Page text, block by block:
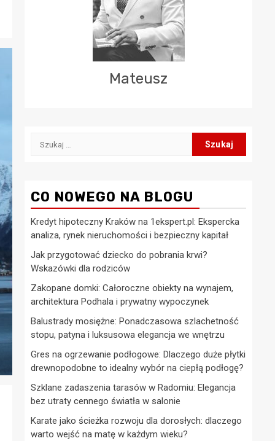
Mateusz
Szukaj:
CO NOWEGO NA BLOGU
Kredyt hipoteczny Kraków na 1ekspert.pl: Ekspercka
analiza, rynek nieruchomości i bezpieczny kapitał
Jak przygotować dziecko do pobrania krwi?
Wskazówki dla rodziców
Zakopane domki: Całoroczne obiekty na wynajem,
architektura Podhala i prywatny wypoczynek
Balustrady mosiężne: Ponadczasowa szlachetność
stopu, patyna i luksusowa elegancja we wnętrzu
Gres na ogrzewanie podłogowe: Dlaczego duże płytki
drewnopodobne to idealny wybór na ciepłą podłogę?
Szklane zadaszenia tarasów w Radomiu: Elegancja
bez utraty cennego światła w salonie
Karate jako ścieżka rozwoju dla dorosłych: dlaczego
warto wejść na matę w każdym wieku?